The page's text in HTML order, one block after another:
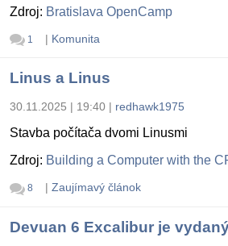
Zdroj: Bratislava OpenCamp
1 | Komunita
Linus a Linus
30.11.2025 | 19:40 | redhawk1975
Stavba počítača dvomi Linusmi
Zdroj: Building a Computer with the
8 | Zaujímavý článok
Devuan 6 Excalibur je